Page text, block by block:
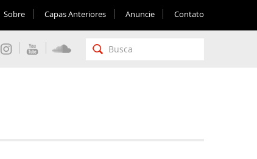
Sobre Capas Anteriores Anuncie Contato